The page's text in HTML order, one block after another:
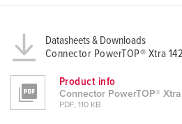
Datasheets & Downloads
Connector PowerTOP® Xtra
Product info
Connector PowerTOP®
PDF, 110 KB